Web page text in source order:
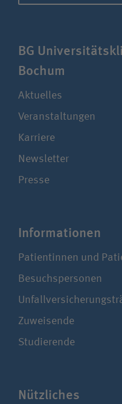
BG
Bochum
Aktuelles
Veranstaltungen
Karriere
Newsletter
Presse
Infor­ma­ti­onen
Patientinnen und
Besuchspersonen
Zuweisende
Studierende
Nützliches